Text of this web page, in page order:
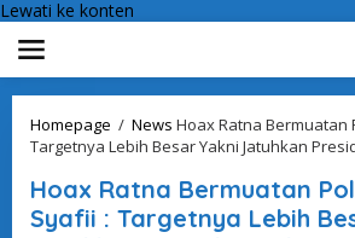
Lewati ke konten
Homepage / News Hoax Ratna Bermuatan
Targetnya Lebih Besar Yakni Jatuhkan
Hoax Ratna Bermuatan
Syafii : Targetnya Lebih